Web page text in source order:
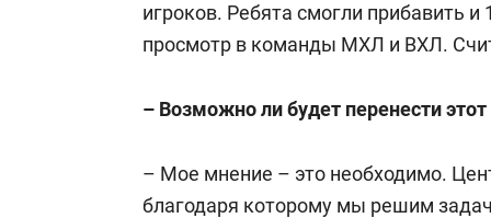
игроков. Ребята смогли прибавить
просмотр в команды МХЛ и ВХЛ.
– Возможно ли будет перенести
– Мое мнение – это необходимо.
благодаря которому мы решим